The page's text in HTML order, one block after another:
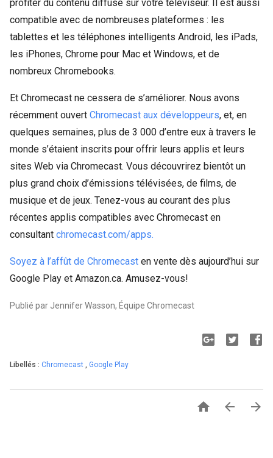
profiter du contenu diffusé sur votre téléviseur. Il est aussi
compatible avec de nombreuses plateformes : les
tablettes et les téléphones intelligents Android, les iPads,
les iPhones, Chrome pour Mac et Windows, et de
nombreux Chromebooks.
Et Chromecast ne cessera de s’améliorer. Nous avons
récemment ouvert Chromecast aux développeurs, et, en
quelques semaines, plus de 3 000 d’entre eux à travers le
monde s’étaient inscrits pour offrir leurs applis et leurs
sites Web via Chromecast. Vous découvrirez bientôt un
plus grand choix d’émissions télévisées, de films, de
musique et de jeux. Tenez-vous au courant des plus
récentes applis compatibles avec Chromecast en
consultant chromecast.com/apps.
Soyez à l’affût de Chromecast en vente dès aujourd’hui sur
Google Play et Amazon.ca. Amusez-vous!
Publié par Jennifer Wasson, Équipe Chromecast
Libellés : Chromecast , Google Play
  